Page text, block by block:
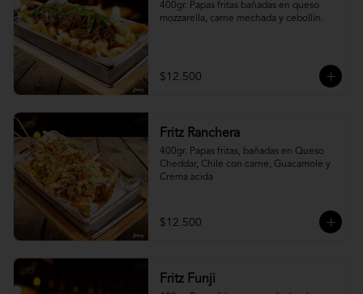
400gr. Papas fritas bañadas en queso
mozzarella, carne mechada y cebollín.
$12.500
Fritz Ranchera
400gr. Papas fritas, bañadas en Queso
Cheddar, Chile con carne, Guacamole y
Crema acida
$12.500
Fritz Funji